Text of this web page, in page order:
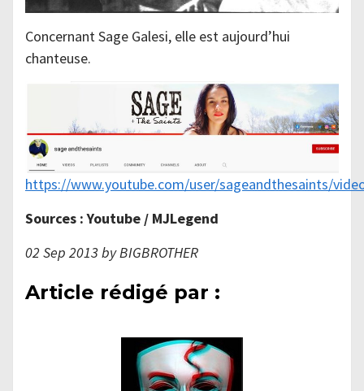
Concernant Sage Galesi, elle est aujourd’hui
chanteuse.
https://www.youtube.com/user/sageandthesaints/
Sources : Youtube / MJLegend
02 Sep 2013 by BIGBROTHER
Article rédigé par :